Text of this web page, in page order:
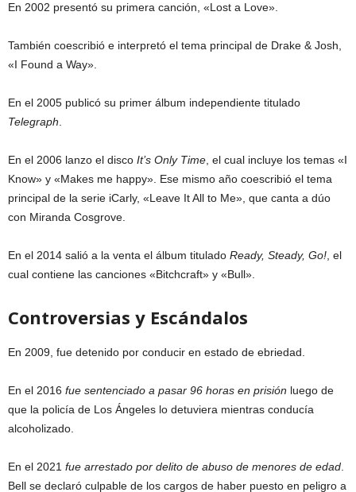
En 2002 presentó su primera canción, «Lost a Love».
También coescribió e interpretó el tema principal de Drake & Josh,
«I Found a Way».
En el 2005 publicó su primer álbum independiente titulado
Telegraph
En el 2006 lanzo el disco It’s Only Time , el cual incluye los temas «I
Know» y «Makes me happy». Ese mismo año coescribió el tema
principal de la serie iCarly, «Leave It All to Me», que canta a dúo
con Miranda Cosgrove.
En el 2014 salió a la venta el álbum titulado Ready, Steady, Go! , el
cual contiene las canciones «Bitchcraft» y «Bull».
Controversias y Escándalos
En 2009, fue detenido por conducir en estado de ebriedad.
En el 2016 fue sentenciado a pasar 96 horas en prisión luego de
que la policía de Los Ángeles lo detuviera mientras conducía
alcoholizado.
En el 2021 fue arrestado por delito de abuso de menores de edad
Bell se declaró culpable de los cargos de haber puesto en peligro a